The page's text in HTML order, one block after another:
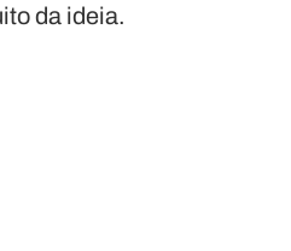
da ideia.